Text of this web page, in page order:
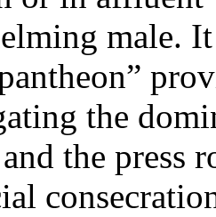
male.
the
the press